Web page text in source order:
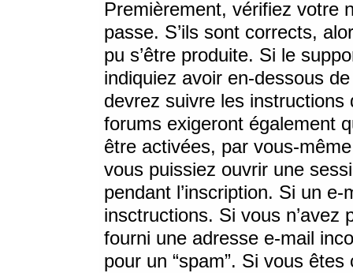
Premièrement, vérifiez votre
passe. S’ils sont corrects,
pu s’être produite. Si le
indiquiez avoir en-dessous
devrez suivre les
forums exigeront également
être activées, par vous-
vous puissiez ouvrir une
pendant l’inscription. Si un
insctructions. Si vous n’avez
fourni une adresse e-mail
pour un “spam”. Si vous